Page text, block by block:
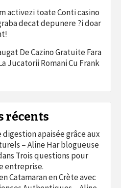
activezi toate Conti casino
decat depunere ?i doar
De Cazino Gratuite Fara
Jucatorii Romani Cu Frank
récents
apaisée grâce aux
– Aline Har blogueuse
Trois questions pour
entreprise.
Catamaran en Crète avec